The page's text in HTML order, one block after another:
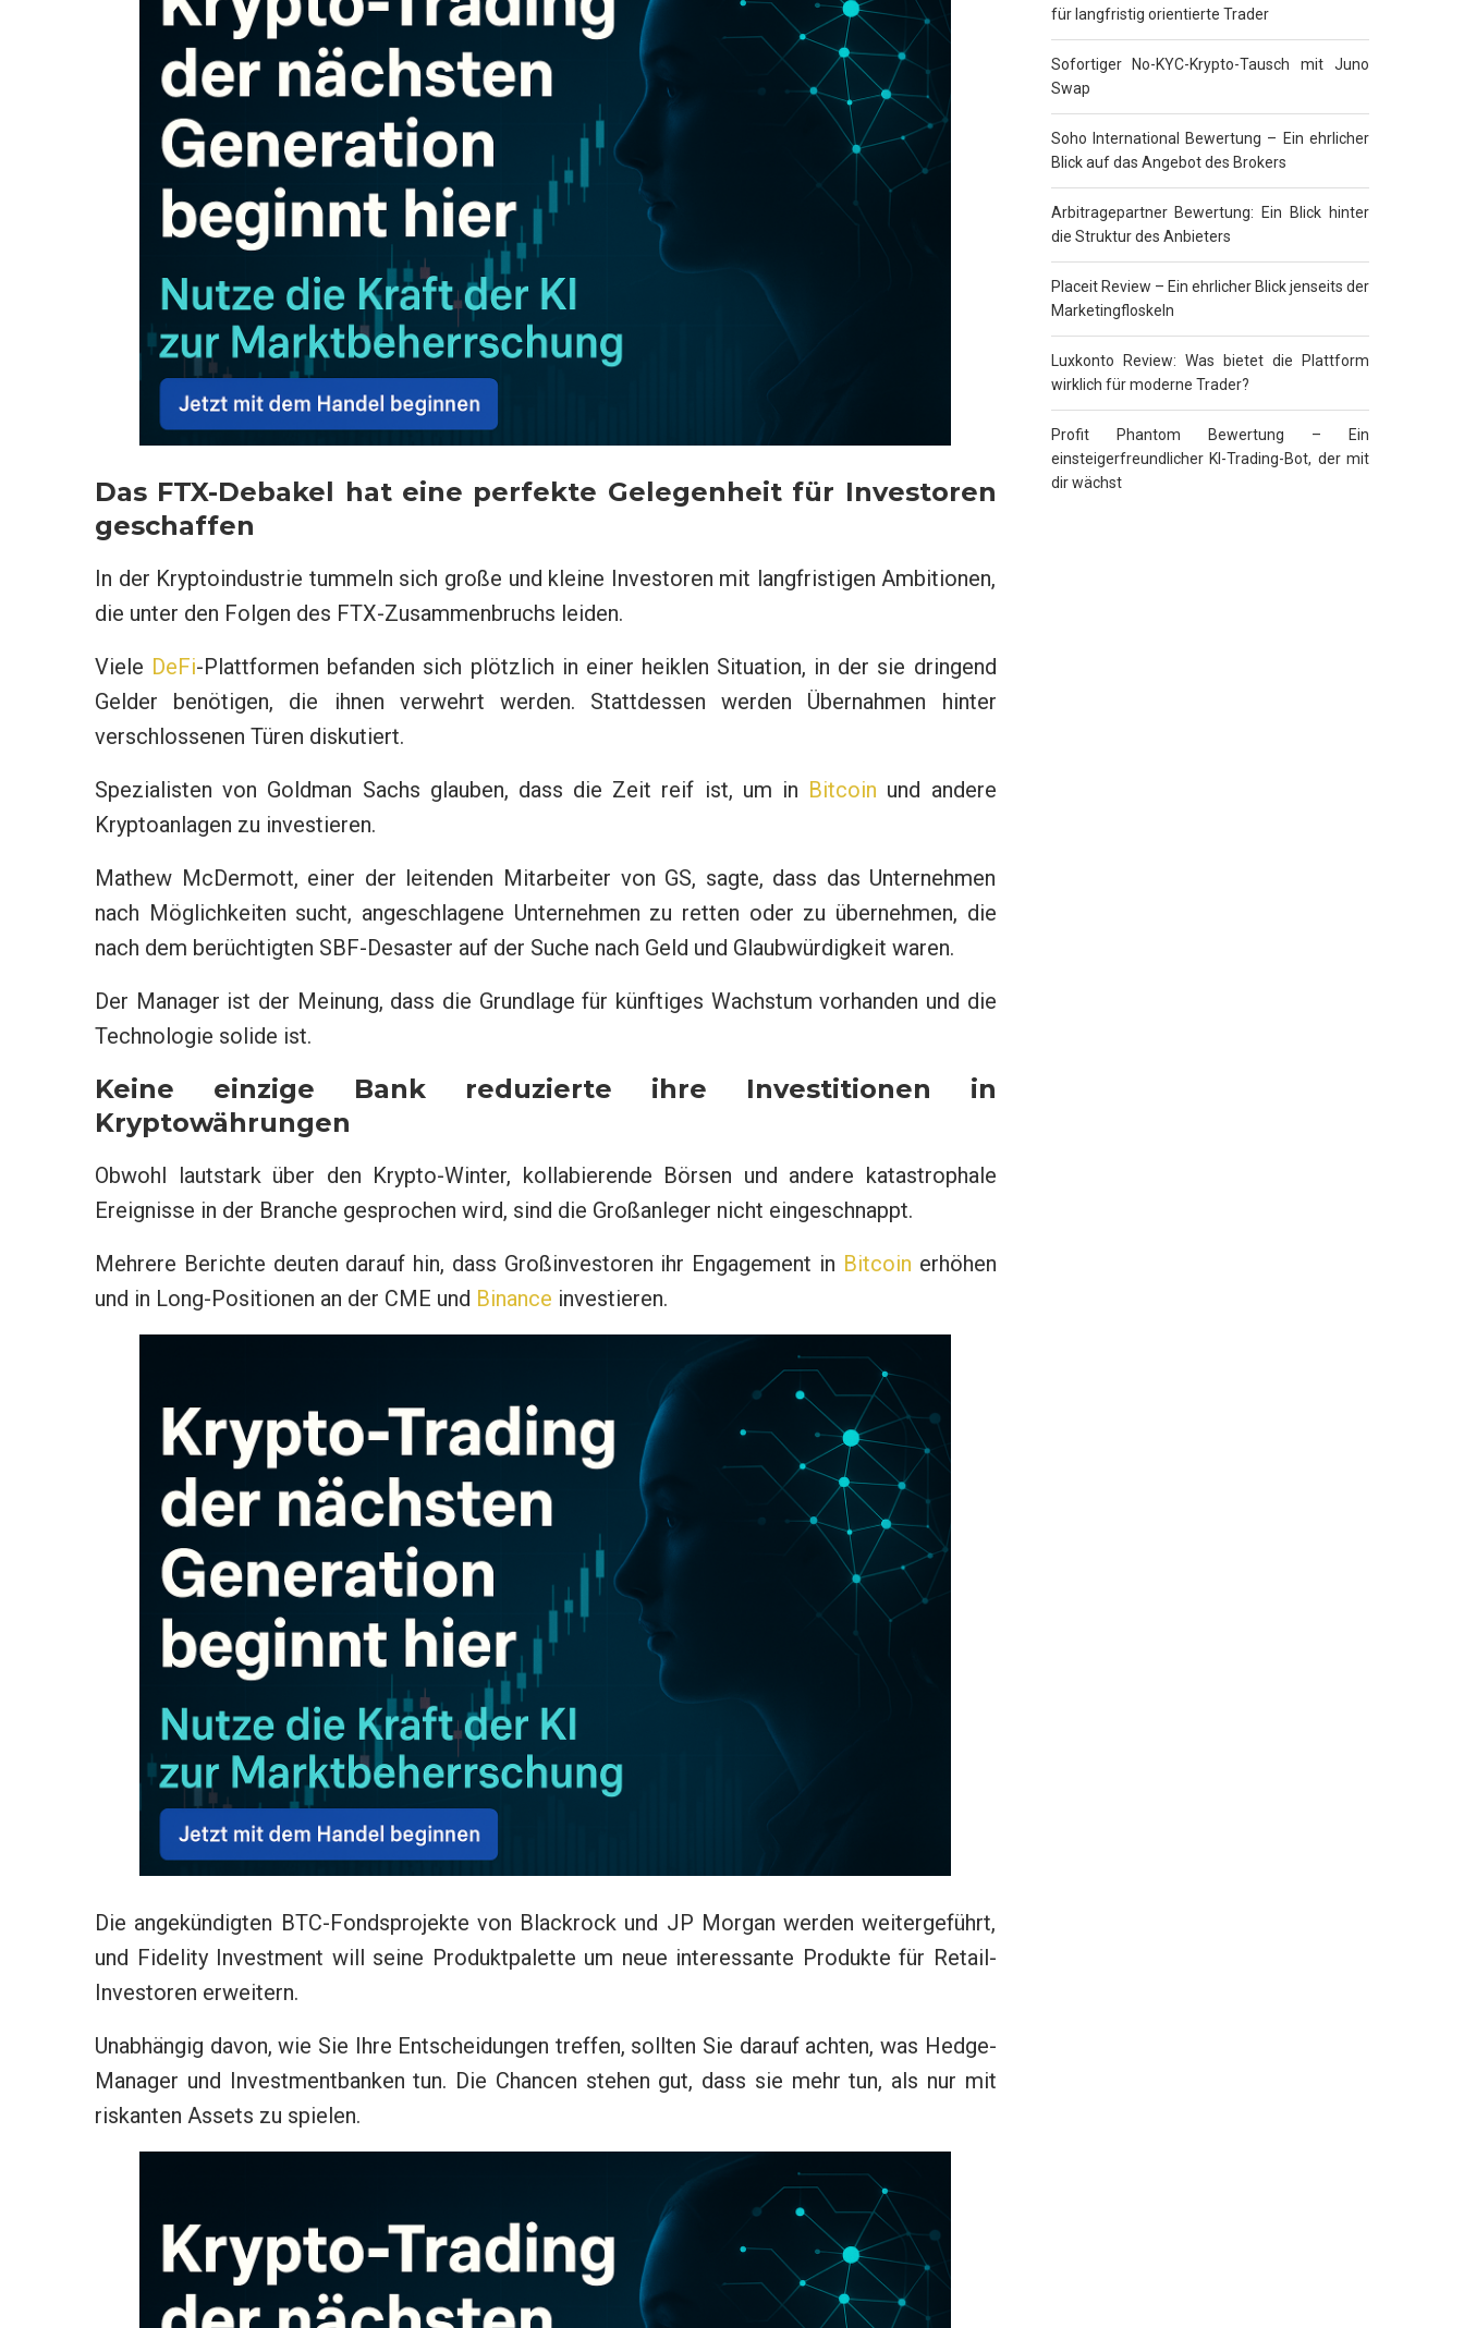
Das FTX-Debakel hat eine perfekte Gelegenheit für Investoren
geschaffen
In der Kryptoindustrie tummeln sich große und kleine Investoren mit langfristigen Ambitionen,
die unter den Folgen des FTX-Zusammenbruchs leiden.
Viele DeFi-Plattformen befanden sich plötzlich in einer heiklen Situation, in der sie dringend
Gelder benötigen, die ihnen verwehrt werden. Stattdessen werden Übernahmen hinter
verschlossenen Türen diskutiert.
Spezialisten von Goldman Sachs glauben, dass die Zeit reif ist, um in Bitcoin und andere
Kryptoanlagen zu investieren.
Mathew McDermott, einer der leitenden Mitarbeiter von GS, sagte, dass das Unternehmen
nach Möglichkeiten sucht, angeschlagene Unternehmen zu retten oder zu übernehmen, die
nach dem berüchtigten SBF-Desaster auf der Suche nach Geld und Glaubwürdigkeit waren.
Der Manager ist der Meinung, dass die Grundlage für künftiges Wachstum vorhanden und die
Technologie solide ist.
Keine einzige Bank reduzierte ihre Investitionen in
Kryptowährungen
Obwohl lautstark über den Krypto-Winter, kollabierende Börsen und andere katastrophale
Ereignisse in der Branche gesprochen wird, sind die Großanleger nicht eingeschnappt.
Mehrere Berichte deuten darauf hin, dass Großinvestoren ihr Engagement in Bitcoin erhöhen
und in Long-Positionen an der CME und Binance investieren.
Die angekündigten BTC-Fondsprojekte von Blackrock und JP Morgan werden weitergeführt,
und Fidelity Investment will seine Produktpalette um neue interessante Produkte für Retail-
Investoren erweitern.
Unabhängig davon, wie Sie Ihre Entscheidungen treffen, sollten Sie darauf achten, was Hedge-
Manager und Investmentbanken tun. Die Chancen stehen gut, dass sie mehr tun, als nur mit
riskanten Assets zu spielen.
für langfristig orientierte Trader
Sofortiger No-KYC-Krypto-Tausch mit Juno
Swap
Soho International Bewertung – Ein ehrlicher
Blick auf das Angebot des Brokers
Arbitragepartner Bewertung: Ein Blick hinter
die Struktur des Anbieters
Placeit Review – Ein ehrlicher Blick jenseits der
Marketingfloskeln
Luxkonto Review: Was bietet die Plattform
wirklich für moderne Trader?
Profit Phantom Bewertung – Ein
einsteigerfreundlicher KI-Trading-Bot, der mit
dir wächst